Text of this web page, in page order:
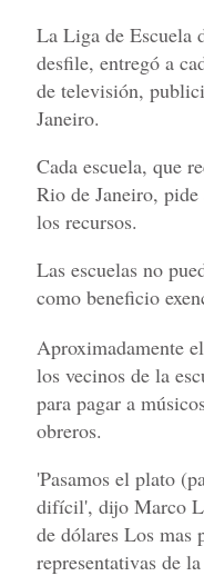
La Liga de Escuela
desfile, entregó a
de televisión,
Janeiro.
Cada escuela, que
Rio de Janeiro,
los recursos.
Las escuelas no
como beneficio
Aproximadamente
los vecinos de la
para pagar a
obreros.
'Pasamos el plato
difícil', dijo Marco
de dólares Los mas
representativas de